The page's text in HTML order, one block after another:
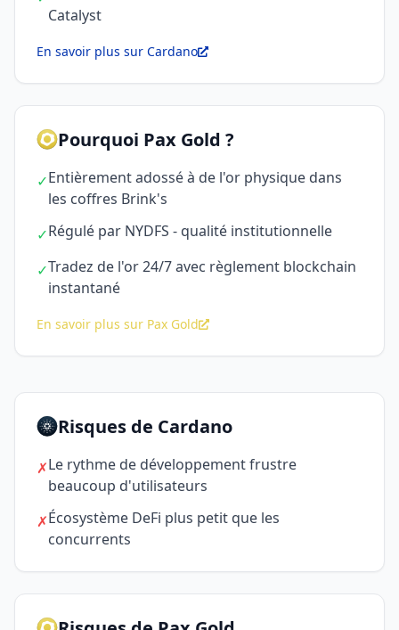
Catalyst
En savoir plus sur Cardano
Pourquoi Pax Gold ?
✓Entièrement adossé à de l'or physique dans
les coffres Brink's
✓Régulé par NYDFS - qualité institutionnelle
✓Tradez de l'or 24/7 avec règlement blockchain
instantané
En savoir plus sur Pax Gold
Risques de Cardano
✗Le rythme de développement frustre
beaucoup d'utilisateurs
✗Écosystème DeFi plus petit que les
concurrents